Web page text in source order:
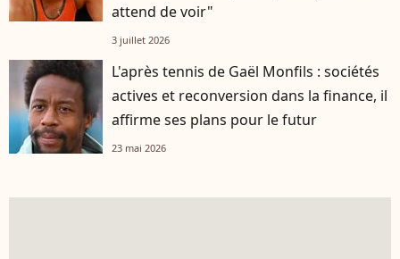
attend de voir"
3 juillet 2026
L'après tennis de Gaël Monfils : sociétés
actives et reconversion dans la finance, il
affirme ses plans pour le futur
23 mai 2026